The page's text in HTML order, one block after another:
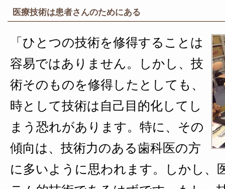
医療技術は患者さんのためにある
「ひとつの技術を修得することは
容易ではありません。しかし、技
術そのものを修得したとしても、
時として技術は自己目的化してし
まう恐れがあります。特に、その
傾向は、技術力のある歯科医の方
に多いように思われます。しかし、